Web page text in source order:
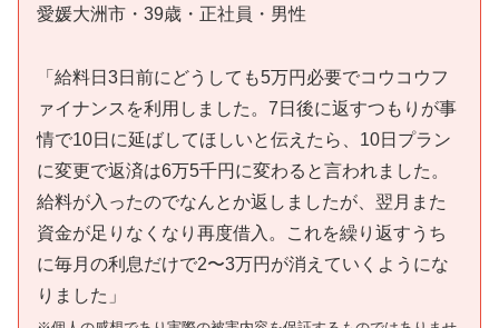
愛媛大洲市・39歳・正社員・男性
「給料日3日前にどうしても5万円必要でコウコウフ
ァイナンスを利用しました。7日後に返すつもりが事
情で10日に延ばしてほしいと伝えたら、10日プラン
に変更で返済は6万5千円に変わると言われました。
給料が入ったのでなんとか返しましたが、翌月また
資金が足りなくなり再度借入。これを繰り返すうち
に毎月の利息だけで2〜3万円が消えていくようにな
りました」